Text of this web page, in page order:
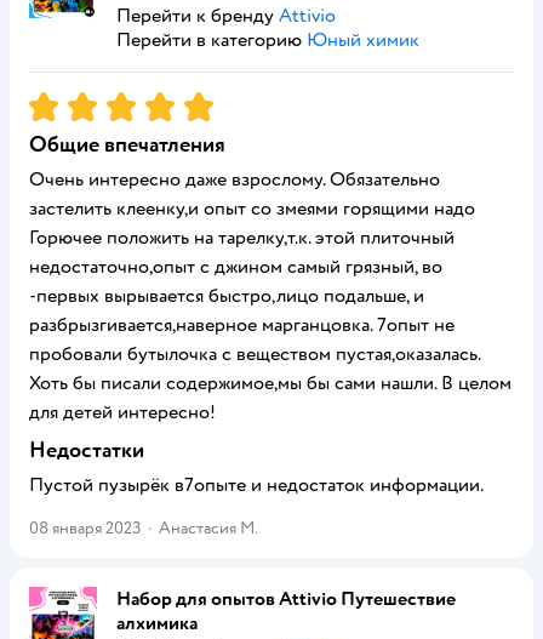
Перейти к бренду Attivio
Перейти в категорию Юный химик
Рейтинг:5
Общие впечатления
Очень интересно даже взрослому. Обязательно
застелить клеенку,и опыт со змеями горящими надо
Горючее положить на тарелку,т.к. этой плиточный
недостаточно,опыт с джином самый грязный, во
-первых вырывается быстро,лицо подальше, и
разбрызгивается,наверное марганцовка. 7опыт не
пробовали бутылочка с веществом пустая,оказалась.
Хоть бы писали содержимое,мы бы сами нашли. В целом
для детей интересно!
Недостатки
Пустой пузырёк в7опыте и недостаток информации.
08 января 2023 · Анастасия М.
Набор для опытов Attivio Путешествие
алхимика